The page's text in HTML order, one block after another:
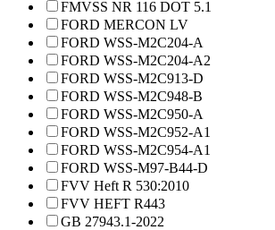
FMVSS NR 116 DOT 5.1
FORD MERCON LV
FORD WSS-M2C204-A
FORD WSS-M2C204-A2
FORD WSS-M2C913-D
FORD WSS-M2C948-B
FORD WSS-M2C950-A
FORD WSS-M2C952-A1
FORD WSS-M2C954-A1
FORD WSS-M97-B44-D
FVV Heft R 530:2010
FVV HEFT R443
GB 27943.1-2022